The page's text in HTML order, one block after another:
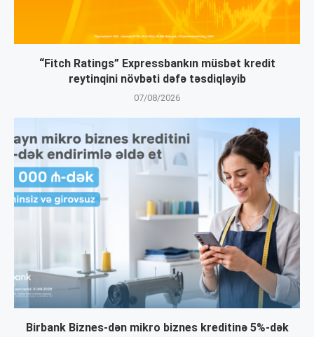
“Fitch Ratings” Expressbankın müsbət kredit
reytinqini növbəti dəfə təsdiqləyib
07/08/2026
Birbank Biznes-dən mikro biznes kreditinə 5%-dək